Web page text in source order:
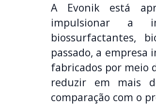
A Evonik está
impulsionar a
biossurfactantes,
passado, a
fabricados por meio
reduzir em mais
comparação com o